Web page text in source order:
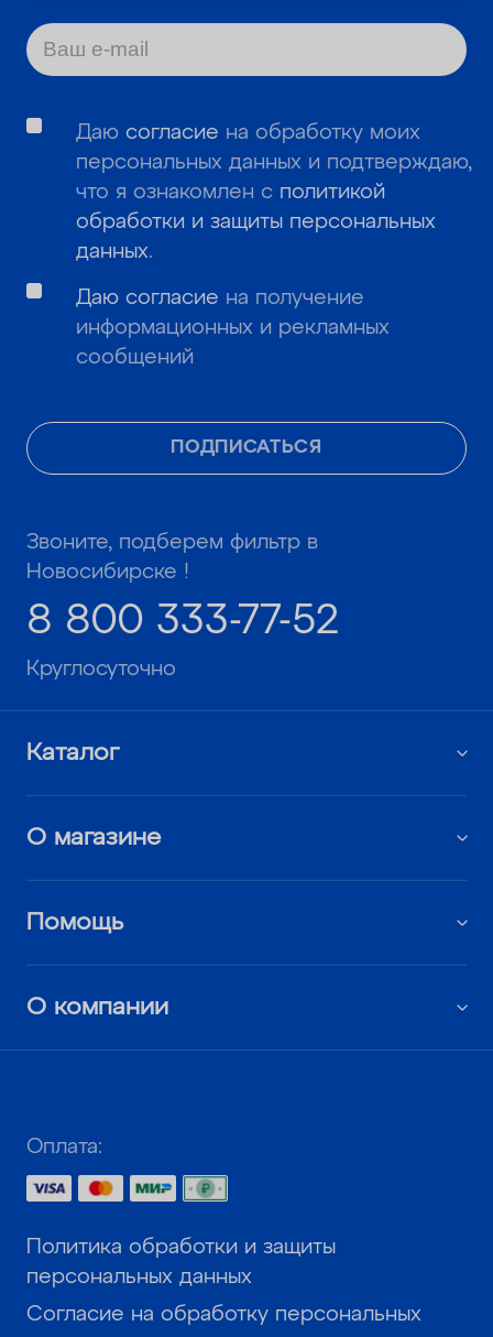
ПОДПИСАТЬСЯ
Даю согласие на обработку моих
персональных данных и подтверждаю,
что я ознакомлен с политикой
обработки и защиты персональных
данных.
Даю согласие на получение
информационных и рекламных
сообщений
Звоните, подберем фильтр в
Новосибирске !
8 800 333-77-52
Круглосуточно
Каталог
О магазине
Помощь
О компании
Оплата:
Политика обработки и защиты
персональных данных
Согласие на обработку персональных